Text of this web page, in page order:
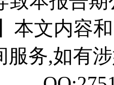
本文内容
服务,如有